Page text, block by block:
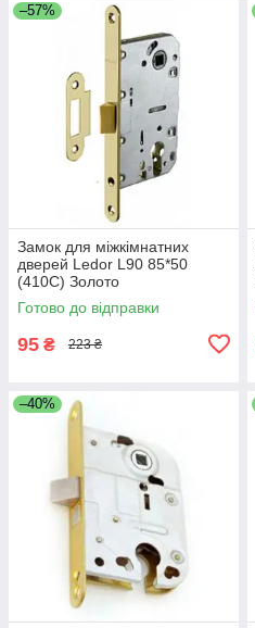
–57%
Замок для міжкімнатних
дверей Ledor L90 85*50
(410С) Золото
Готово до відправки
95 ₴ 223 ₴
–40%